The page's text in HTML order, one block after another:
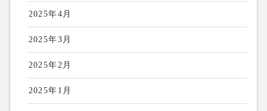
2025年4月
2025年3月
2025年2月
2025年1月